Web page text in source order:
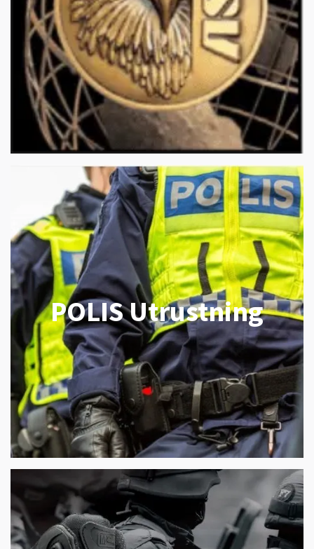
POLIS Utrustning